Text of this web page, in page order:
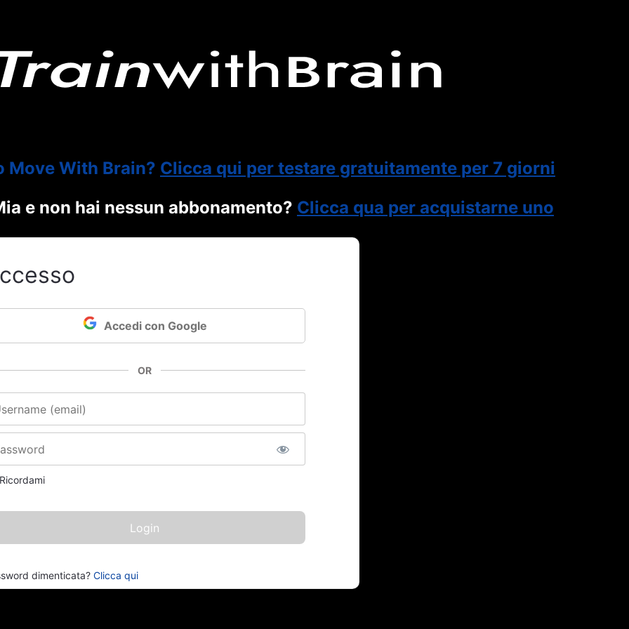
Move With Brain? Clicca qui per testare gratuitamente per 7 giorni
e non hai nessun abbonamento? Clicca qua per acquistarne uno
Accedi con Google
OR
Ricordami
dimenticata? Clicca qui